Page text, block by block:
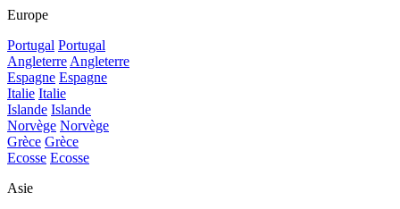
Europe
Portugal Portugal
Angleterre Angleterre
Espagne Espagne
Italie Italie
Islande Islande
Norvège Norvège
Grèce Grèce
Ecosse Ecosse
Asie